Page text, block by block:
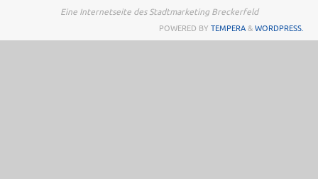
Eine Internetseite des Stadtmarketing Breckerfeld
POWERED BY TEMPERA & WORDPRESS.